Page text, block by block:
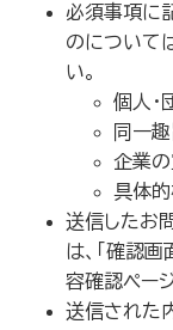
必須事項に
のについて
い。
個人・
同一
企業の
具体
送信したお
は、「確認
容確認ペー
送信された